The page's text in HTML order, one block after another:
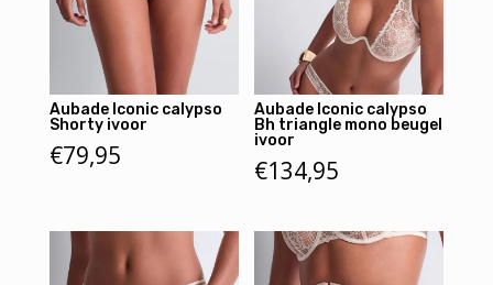
Aubade Iconic calypso
Shorty ivoor
€79,95
Aubade Iconic calypso
Bh triangle mono beugel
ivoor
€134,95